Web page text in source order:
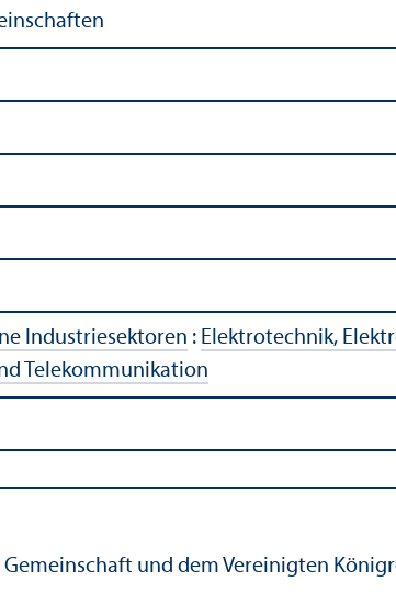
Industriesektoren : Elektrotechnik,
Telekommunikation
und dem Vereinigten